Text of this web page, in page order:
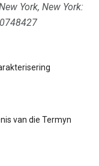
York, New York:
van die Termyn